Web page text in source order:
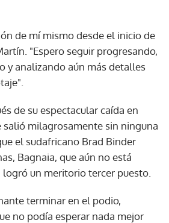
de mí mismo desde el inicio de
"Espero seguir progresando,
y analizando aún más detalles
de su espectacular caída en
salió milagrosamente sin ninguna
el sudafricano Brad Binder
Bagnaia, que aún no está
logró un meritorio tercer puesto.
terminar en el podio,
no podía esperar nada mejor